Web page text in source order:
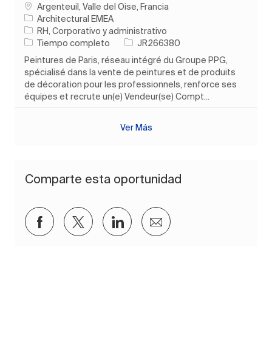
Ubicación
Argenteuil, Valle del Oise, Francia
Architectural EMEA
Categoría
RH, Corporativo y administrativo
Tipo de trabajo
Tiempo completo ID de trabajo
JR266380
Peintures de Paris, réseau intégré du Groupe PPG,
spécialisé dans la vente de peintures et de produits
de décoration pour les professionnels, renforce ses
équipes et recrute un(e) Vendeur(se) Compt...
Ver Más
Comparte esta oportunidad
Compartir a través de Facebook
Compartir a través de twitter
Compartir a través de
Compartir por